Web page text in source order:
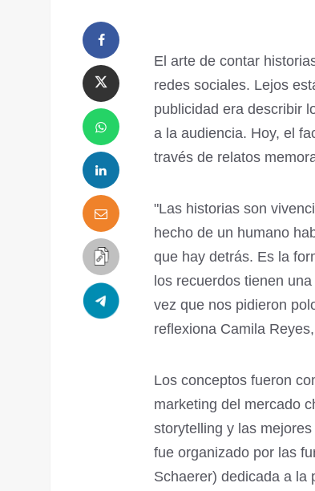
El arte de contar
redes sociales. Lejos
publicidad era describir
a la audiencia. Hoy, el
través de relatos
"Las historias son
hecho de un humano
que hay detrás. Es la
los recuerdos tienen
vez que nos pidieron
reflexiona Camila
Los conceptos fueron
marketing del mercado
storytelling y las
fue organizado por las
Schaerer) dedicada a la